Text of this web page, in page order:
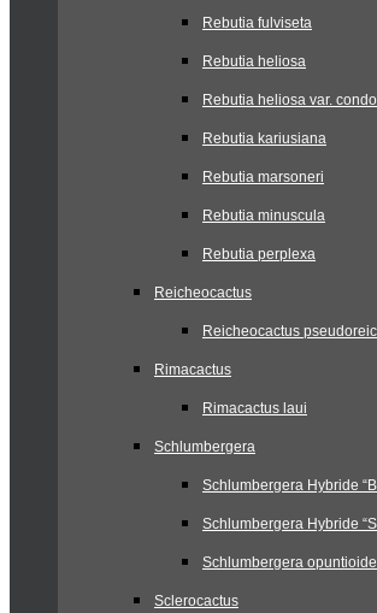
Rebutia fulviseta
Rebutia heliosa
Rebutia heliosa var.
Rebutia kariusiana
Rebutia marsoneri
Rebutia minuscula
Rebutia perplexa
Reicheocactus
Reicheocactus
Rimacactus
Rimacactus laui
Schlumbergera
Schlumbergera Hybride
Schlumbergera Hybride
Schlumbergera
Sclerocactus